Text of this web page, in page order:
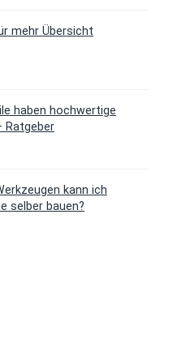
mehr Übersicht
haben hochwertige
Ratgeber
kann ich
selber bauen?